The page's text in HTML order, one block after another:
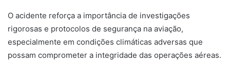
O acidente reforça a importância de investigações
rigorosas e protocolos de segurança na aviação,
especialmente em condições climáticas adversas que
possam comprometer a integridade das operações aéreas.